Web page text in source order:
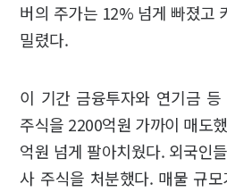
버의 주가는 12% 넘게 빠졌고
밀렸다.
이 기간 금융투자와 연기금 등
주식을 2200억원 가까이 매도
억원 넘게 팔아치웠다. 외국인
사 주식을 처분했다. 매물 규